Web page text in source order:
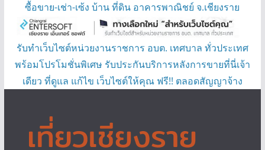
ซื้อขาย-เช่า-เซ้ง บ้าน ที่ดิน อาคารพาณิชย์ จ.เชียงราย
รับทำเว็บไซต์หน่วยงานราชการ อบต. เทศบาล ทั่วประเทศ
พร้อมโปรโมชั่นพิเศษ รับประกันบริการหลังการขายที่นี่เจ้า
เดียว ที่ดูแล แก้ไข เว็บไซต์ให้คุณ ฟรี!! ตลอดสัญญาจ้าง